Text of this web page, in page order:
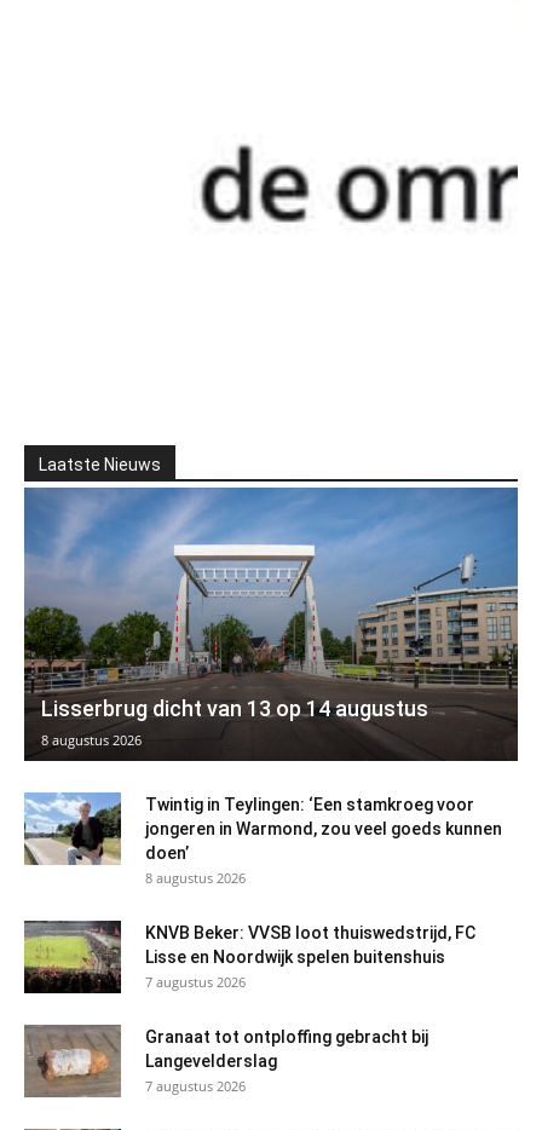
Laatste Nieuws
Lisserbrug dicht van 13 op 14 augustus
8 augustus 2026
Twintig in Teylingen: ‘Een stamkroeg voor
jongeren in Warmond, zou veel goeds kunnen
doen’
8 augustus 2026
KNVB Beker: VVSB loot thuiswedstrijd, FC
Lisse en Noordwijk spelen buitenshuis
7 augustus 2026
Granaat tot ontploffing gebracht bij
Langevelderslag
7 augustus 2026